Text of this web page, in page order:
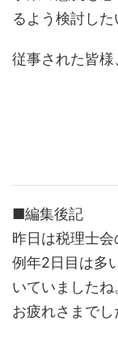
るよう検討した
従事された皆様
■編集後記
昨日は税理士会
例年2日目は多
いていましたね
お疲れさまでし